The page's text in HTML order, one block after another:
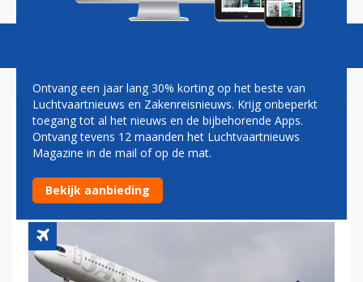
VERLIES SAS LOOPT OP,
AKKOORD VAN EU VOOR
STAATSSTEUN
Ontvang een jaar lang 30% korting op het beste van
Luchtvaartnieuws en Zakenreisnieuws. Krijg onbeperkt
toegang tot al het nieuws en de bijbehorende Apps.
Ontvang tevens 12 maanden het Luchtvaartnieuws
Magazine in de mail of op de mat.
Bekijk aanbieding